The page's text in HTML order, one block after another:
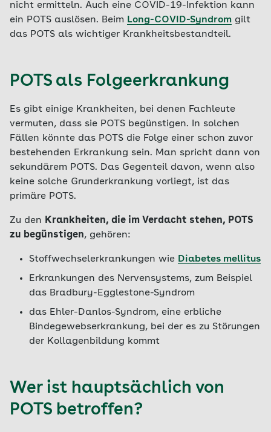
nicht ermitteln. Auch eine COVID-19-Infektion kann
ein POTS auslösen. Beim Long-COVID-Syndrom gilt
das POTS als wichtiger Krankheitsbestandteil.
POTS als Folgeerkrankung
Es gibt einige Krankheiten, bei denen Fachleute
vermuten, dass sie POTS begünstigen. In solchen
Fällen könnte das POTS die Folge einer schon zuvor
bestehenden Erkrankung sein. Man spricht dann von
sekundärem POTS. Das Gegenteil davon, wenn also
keine solche Grunderkrankung vorliegt, ist das
primäre POTS.
Zu den Krankheiten, die im Verdacht stehen, POTS
zu begünstigen, gehören:
Stoffwechselerkrankungen wie Diabetes mellitus
Erkrankungen des Nervensystems, zum Beispiel
das Bradbury-Egglestone-Syndrom
das Ehler-Danlos-Syndrom, eine erbliche
Bindegewebserkrankung, bei der es zu Störungen
der Kollagenbildung kommt
Wer ist hauptsächlich von
POTS betroffen?